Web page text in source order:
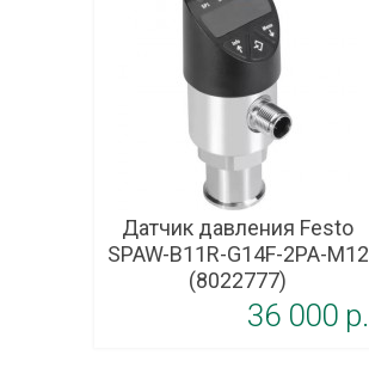
Датчик давления Festo
SPAW-B11R-G14F-2PA-M12
(8022777)
36 000 p.